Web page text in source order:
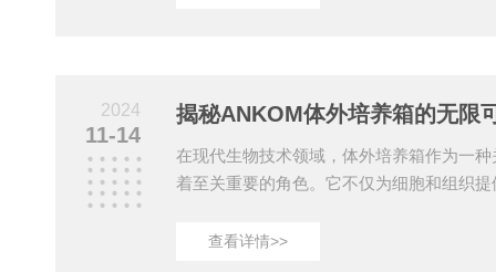
2024
11-14
揭秘ANKOM体外培养箱的无限
在现代生物技术领域，体外培养箱作为一
着至关重要的角色。它不仅为细胞和组织
M体外培养箱的主要功能是为细胞提供一
查看详情>>